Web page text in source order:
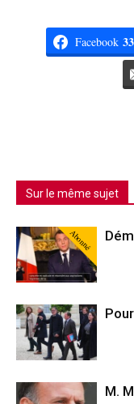
Facebook 33
Sur le même sujet
Abonné
M.